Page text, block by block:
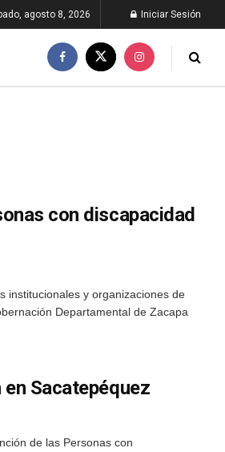
agosto 8, 2026 Iniciar Sesión
con discapacidad
institucionales y organizaciones de
Departamental de Zacapa
Sacatepéquez
de las Personas con